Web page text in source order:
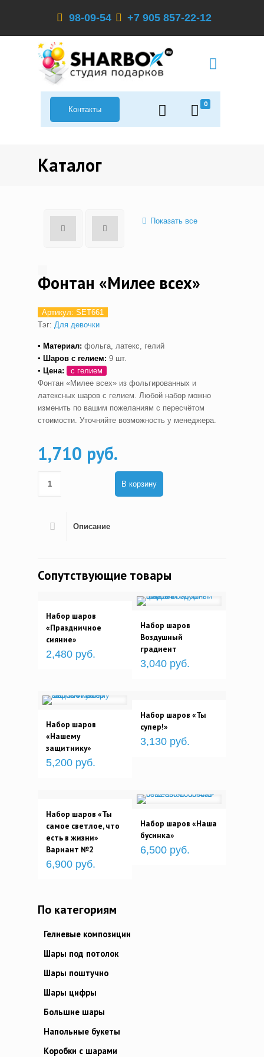
98-09-54 +7 905 857-22-12
0
Контакты
Каталог
Показать все
Фонтан «Милее всех»
Артикул: SET661
Тэг: Для девочки
▪ Материал: фольга, латекс, гелий
▪ Шаров с гелием: 9 шт.
▪ Цена:
с гелием
Фонтан «Милее всех» из фольгированных и
латексных шаров с гелием. Любой набор можно
изменить по вашим пожеланиям с пересчётом
стоимости. Уточняйте возможность у менеджера.
1,710 руб.
В корзину
Описание
Сопутствующие товары
Набор шаров
«Праздничное
сияние»
2,480 руб.
Набор шаров
Воздушный
градиент
3,040 руб.
Набор шаров
«Нашему
защитнику»
5,200 руб.
Набор шаров «Ты
супер!»
3,130 руб.
Набор шаров «Ты
самое светлое, что
есть в жизни»
Вариант №2
6,900 руб.
Набор шаров «Наша
бусинка»
6,500 руб.
По категориям
Гелиевые композиции
Шары под потолок
Шары поштучно
Шары цифры
Большие шары
Напольные букеты
Коробки с шарами